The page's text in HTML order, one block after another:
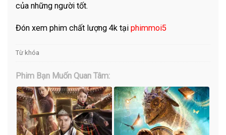
của những người tốt.
Đón xem phim chất lượng 4k tạiphimmoi5
Từ khóa
Phim Bạn Muốn Quan Tâm: